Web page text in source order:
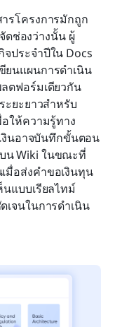
รโครงการมักถูก
ดช่องว่างนั้น ผู้
ประจำปีใน Docs
นแผนการดำเนิน
งานหรือเอกสารสรุปแคมเปญภายในแพลตฟอร์มเดียวกัน
ให้ความรู้ทาง
งินอาจบันทึกขั้นตอน
น Wiki ในขณะที่
มื่อส่งคำขอเงินทุน
แบบเรียลไทม์
เจนในการดำเนิน